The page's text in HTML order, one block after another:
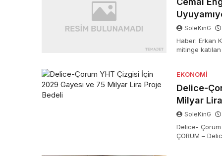
SoleKinG
Haber: Erkan
mitinge
EKONOMI
Delice-
Milyar
SoleKinG
Delice-
ÇORUM –